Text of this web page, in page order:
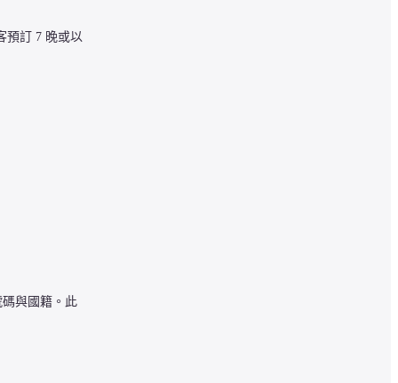
預訂 7 晚或以
與國籍。此